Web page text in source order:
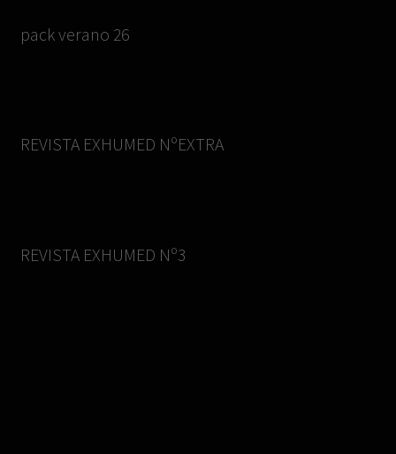
pack verano 26
REVISTA EXHUMED NºEXTRA
REVISTA EXHUMED Nº3